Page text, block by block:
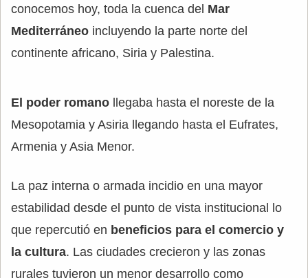
conocemos hoy, toda la cuenca del Mar
Mediterráneo incluyendo la parte norte del
continente africano, Siria y Palestina.
El poder romano llegaba hasta el noreste de la
Mesopotamia y Asiria llegando hasta el Eufrates,
Armenia y Asia Menor.
La paz interna o armada incidio en una mayor
estabilidad desde el punto de vista institucional lo
que repercutió en beneficios para el comercio y
la cultura. Las ciudades crecieron y las zonas
rurales tuvieron un menor desarrollo como